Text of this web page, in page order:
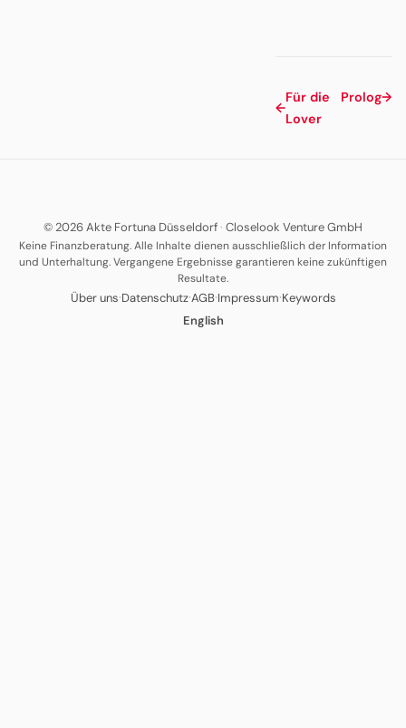
←
Für die
Lover
Prolog→
© 2026 Akte Fortuna Düsseldorf· Closelook Venture GmbH
Keine Finanzberatung. Alle Inhalte dienen ausschließlich der Information
und Unterhaltung. Vergangene Ergebnisse garantieren keine zukünftigen
Resultate.
Über uns·Datenschutz·AGB·Impressum·Keywords
English